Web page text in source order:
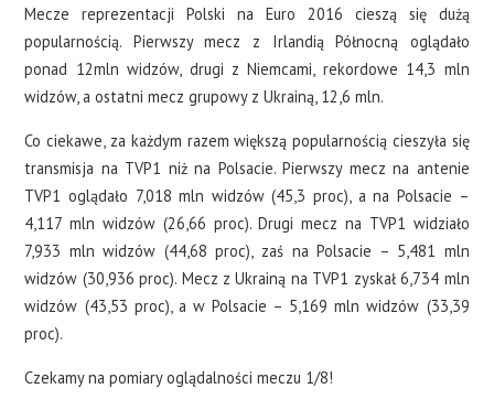
Mecze reprezentacji Polski na Euro 2016 cieszą się dużą
popularnością. Pierwszy mecz z Irlandią Północną oglądało
ponad 12mln widzów, drugi z Niemcami, rekordowe 14,3 mln
widzów, a ostatni mecz grupowy z Ukrainą, 12,6 mln.
Co ciekawe, za każdym razem większą popularnością cieszyła się
transmisja na TVP1 niż na Polsacie. Pierwszy mecz na antenie
TVP1 oglądało 7,018 mln widzów (45,3 proc), a na Polsacie –
4,117 mln widzów (26,66 proc). Drugi mecz na TVP1 widziało
7,933 mln widzów (44,68 proc), zaś na Polsacie – 5,481 mln
widzów (30,936 proc). Mecz z Ukrainą na TVP1 zyskał 6,734 mln
widzów (43,53 proc), a w Polsacie – 5,169 mln widzów (33,39
proc).
Czekamy na pomiary oglądalności meczu 1/8!